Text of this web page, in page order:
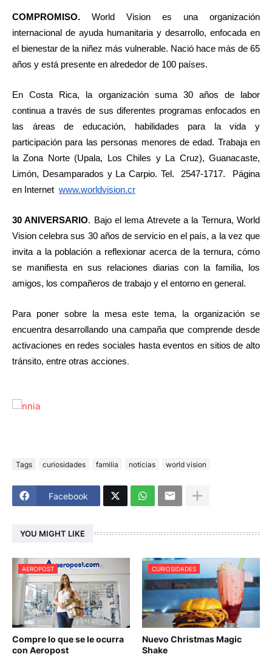
COMPROMISO. World Vision es una organización
internacional de ayuda humanitaria y desarrollo, enfocada en
el bienestar de la niñez más vulnerable. Nació hace más de 65
años y está presente en alrededor de 100 países.
En Costa Rica, la organización suma 30 años de labor
continua a través de sus diferentes programas enfocados en
las áreas de educación, habilidades para la vida y
participación para las personas menores de edad. Trabaja en
la Zona Norte (Upala, Los Chiles y La Cruz), Guanacaste,
Limón, Desamparados y La Carpio. Tel. 2547-1717. Página
en Internet www.worldvision.cr
30 ANIVERSARIO. Bajo el lema Atrevete a la Ternura, World
Vision celebra sus 30 años de servicio en el país, a la vez que
invita a la población a reflexionar acerca de la ternura, cómo
se manifiesta en sus relaciones diarias con la familia, los
amigos, los compañeros de trabajo y el entorno en general.
Para poner sobre la mesa este tema, la organización se
encuentra desarrollando una campaña que comprende desde
activaciones en redes sociales hasta eventos en sitios de alto
tránsito, entre otras acciones.
Tags curiosidades familia noticias world vision
Facebook
YOU MIGHT LIKE
AEROPOST
Compre lo que se le ocurra
con Aeropost
CURIOSIDADES
Nuevo Christmas Magic
Shake